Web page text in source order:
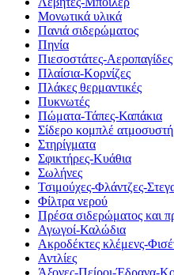
Μονωτικά υλικά
Πανιά σιδερώματος
Πηνία
Πιεσοστάτες-Αεροπαγίδες
Πλαίσια-Κορνίζες
Πλάκες θερμαντικές
Πυκνωτές
Πώματα-Τάπες-Καπάκια
Σίδερο κομπλέ
Στηρίγματα
Σφικτήρες-Κυάθια
Σωλήνες
Τσιμούχες-Φλάντζες-
Φίλτρα νερού
Πρέσα σιδερώματος και
Αγωγοί-Καλώδια
Ακροδέκτες κλέμενς-
Αντλίες
Άξονες-Πείροι-Έδρανα-